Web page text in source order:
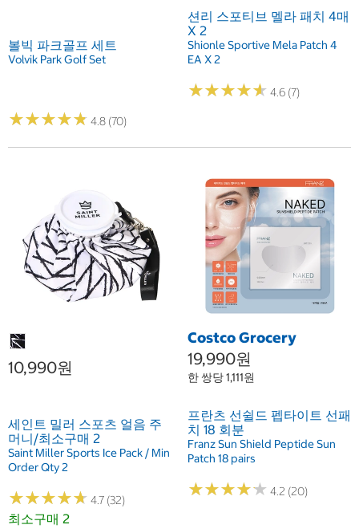
볼빅 파크골프 세트
Volvik Park Golf Set
★★★★★
★★★★★ 4.8 (70)
션리 스포티브 멜라 패치 4매
X 2
Shionle Sportive Mela Patch 4
EA X 2
★★★★★
★★★★★ 4.6 (7)
10,990원
세인트 밀러 스포츠 얼음 주
머니/최소구매 2
Saint Miller Sports Ice Pack / Min
Order Qty 2
★★★★★
★★★★★ 4.7 (32)
최소구매 2
Costco Grocery
19,990원
한 쌍당 1,111원
프란츠 선쉴드 펩타이트 선패
치 18 회분
Franz Sun Shield Peptide Sun
Patch 18 pairs
★★★★★
★★★★★ 4.2 (20)